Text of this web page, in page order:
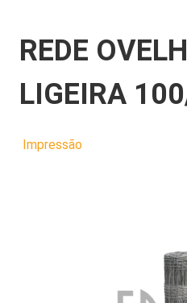
REDE
LIGEIRA
Impressão